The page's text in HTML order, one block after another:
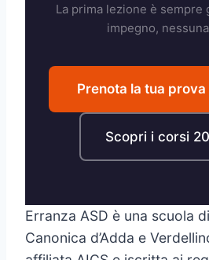
La prima lezione è sempre
impegno,
Prenota la tua
Scopri i corsi
Erranza ASD è una scuola
Canonica d’Adda e